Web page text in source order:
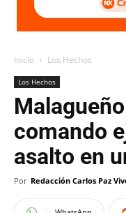
Inicio Los Hechos
Los Hechos
comando
asalto en
Por Redacción Carlos Paz